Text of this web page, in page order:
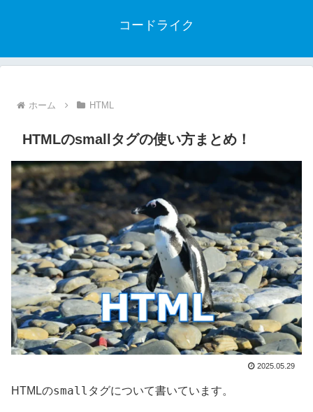
コードライク
ホーム HTML
HTMLのsmallタグの使い方まとめ！
2025.05.29
HTMLのsmall タグについて書いています。